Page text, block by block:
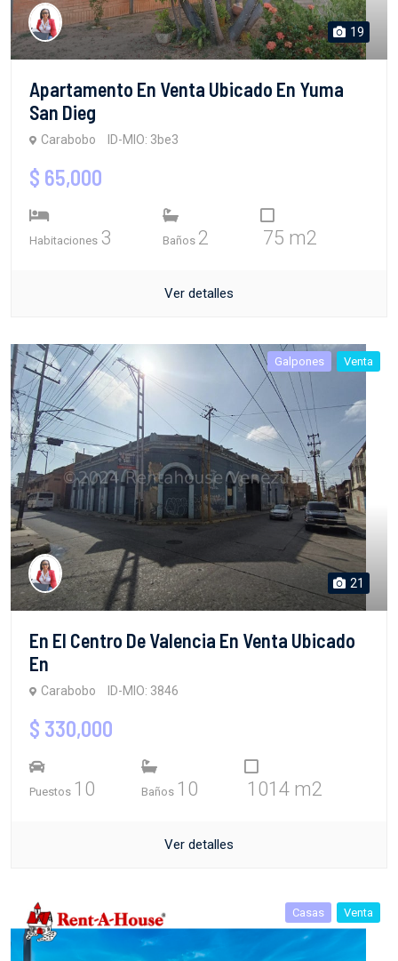
19
Apartamento En Venta Ubicado En Yuma
San Dieg
Carabobo ID-MIO: 3be3
$ 65,000
Habitaciones 3 Baños 2 75 m2
Ver detalles
Galpones Venta
21
En El Centro De Valencia En Venta Ubicado
En
Carabobo ID-MIO: 3846
$ 330,000
Puestos 10 Baños 10 1014 m2
Ver detalles
Casas Venta